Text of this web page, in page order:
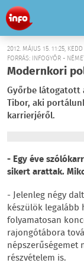
2012. MÁJUS 15. 11:25,
FORRÁS: INFOGYŐR -
Modernkori
Győrbe látogatott
Tibor, aki
karrierjéről.
- Egy éve
sikert arattak.
- Jelenleg négy
készülök legalább
folyamatosan
rajongótábora
népszerűségemet
részvételem is.